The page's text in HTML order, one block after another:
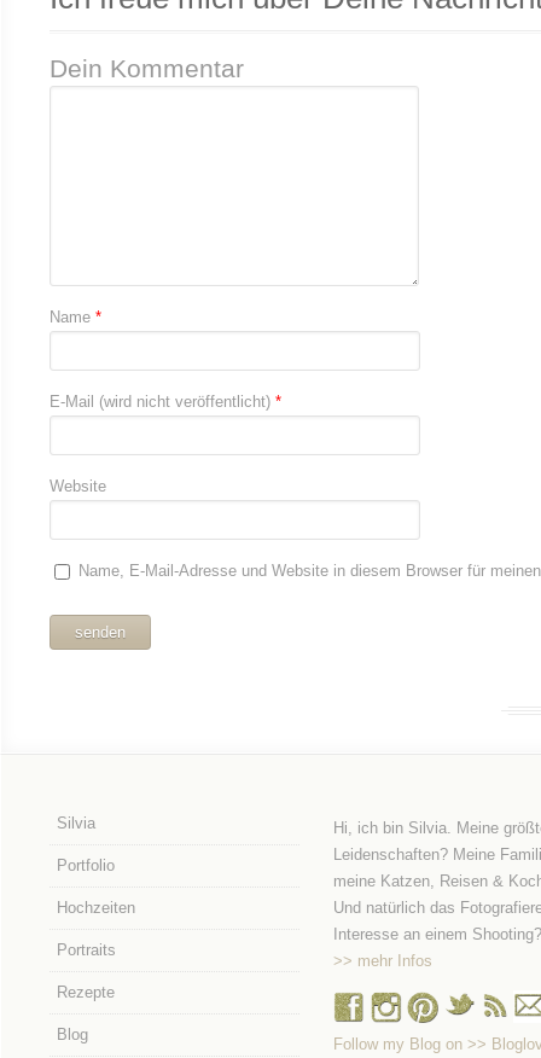
Dein Kommentar
Name *
E-Mail (wird nicht veröffentlicht) *
Website
Name, E-Mail-Adresse und Website in diesem Browser für
Silvia
Portfolio
Hochzeiten
Portraits
Rezepte
Blog
Hi, ich bin Silvia. Meine
Leidenschaften? Meine
meine Katzen, Reisen &
Und natürlich das
Interesse an einem Shooting?
>> mehr Infos
Follow my Blog on >>